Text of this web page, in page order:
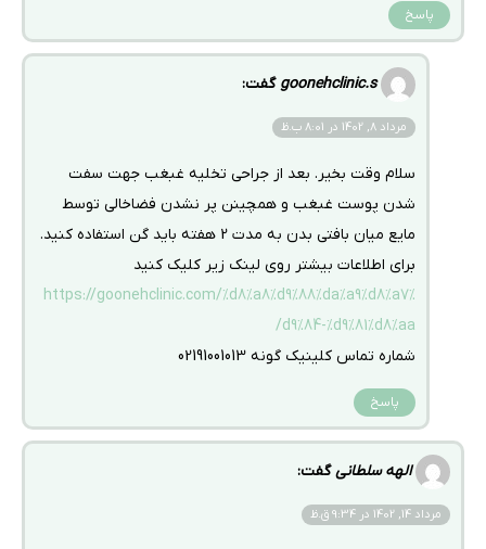
پاسخ
goonehclinic.s گفت:
مرداد 8, 1402 در 8:01 ب.ظ
سلام وقت بخیر. بعد از جراحی تخلیه غبغب جهت سفت
شدن پوست غبغب و همچینن پر نشدن فضاخالی توسط
مایع میان بافتی بدن به مدت 2 هفته باید گن استفاده کنید.
برای اطلاعات بیشتر روی لینک زیر کلیک کنید
https://goonehclinic.com/%d8%a8%d9%88%da%a9%d8%a7%
d9%84-%d9%81%d8%aa/
شماره تماس کلینیک گونه 02191001013
پاسخ
الهه سلطانی گفت:
مرداد 14, 1402 در 9:34 ق.ظ